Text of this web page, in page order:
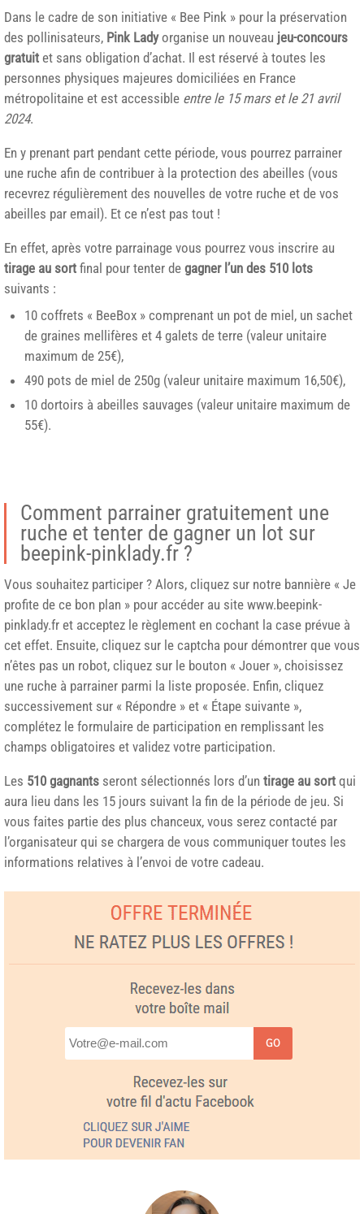
Dans le cadre de son initiative « Bee Pink » pour la préservation
des pollinisateurs, Pink Ladyorganise un nouveau jeu-concours
gratuit et sans obligation d’achat. Il est réservé à toutes les
personnes physiques majeures domiciliées en France
métropolitaine et est accessible entre le 15 mars et le 21 avril
2024.
En y prenant part pendant cette période, vous pourrez parrainer
une ruche afin de contribuer à la protection des abeilles (vous
recevrez régulièrement des nouvelles de votre ruche et de vos
abeilles par email). Et ce n’est pas tout !
En effet, après votre parrainage vous pourrez vous inscrire au
tirage au sort final pour tenter de gagner l’un des 510 lots
suivants :
10 coffrets « BeeBox » comprenant un pot de miel, un sachet
de graines mellifères et 4 galets de terre (valeur unitaire
maximum de 25€),
490 pots de miel de 250g (valeur unitaire maximum 16,50€),
10 dortoirs à abeilles sauvages (valeur unitaire maximum de
55€).
Comment parrainer gratuitement une
ruche et tenter de gagner un lot sur
beepink-pinklady.fr ?
Vous souhaitez participer ? Alors, cliquez sur notre bannière « Je
profite de ce bon plan » pour accéder au site www.beepink-
pinklady.fr et acceptez le règlement en cochant la case prévue à
cet effet. Ensuite, cliquez sur le captcha pour démontrer que vous
n’êtes pas un robot, cliquez sur le bouton « Jouer », choisissez
une ruche à parrainer parmi la liste proposée. Enfin, cliquez
successivement sur « Répondre » et « Étape suivante »,
complétez le formulaire de participation en remplissant les
champs obligatoires et validez votre participation.
Les 510 gagnants seront sélectionnés lors d’un tirage au sort qui
aura lieu dans les 15 jours suivant la fin de la période de jeu. Si
vous faites partie des plus chanceux, vous serez contacté par
l’organisateur qui se chargera de vous communiquer toutes les
informations relatives à l’envoi de votre cadeau.
GO